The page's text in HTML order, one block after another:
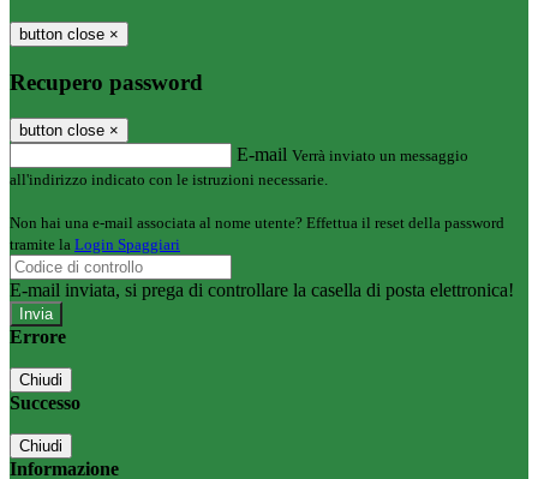
button close ×
Recupero password
button close ×
E-mail Verrà inviato un messaggio
all'indirizzo indicato con le istruzioni necessarie.
Non hai una e-mail associata al nome utente? Effettua il reset della password
tramite la Login Spaggiari
E-mail inviata, si prega di controllare la casella di posta elettronica!
Errore
Chiudi
Successo
Chiudi
Informazione